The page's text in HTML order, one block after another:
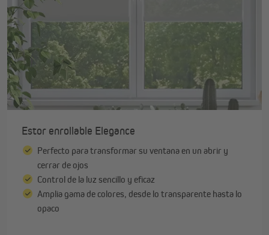
Estor enrollable Elegance
Perfecto para transformar su ventana en un abrir y
cerrar de ojos
Control de la luz sencillo y eficaz
Amplia gama de colores, desde lo transparente hasta lo
opaco